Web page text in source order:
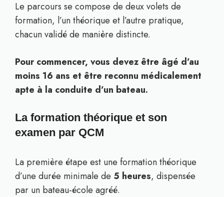
Le parcours se compose de deux volets de
formation, l’un théorique et l’autre pratique,
chacun validé de manière distincte.
Pour commencer, vous devez être âgé d’au
moins 16 ans et être reconnu médicalement
apte à la conduite d’un bateau.
La formation théorique et son
examen par QCM
La première étape est une formation théorique
d’une durée minimale de 5 heures, dispensée
par un bateau-école agréé.